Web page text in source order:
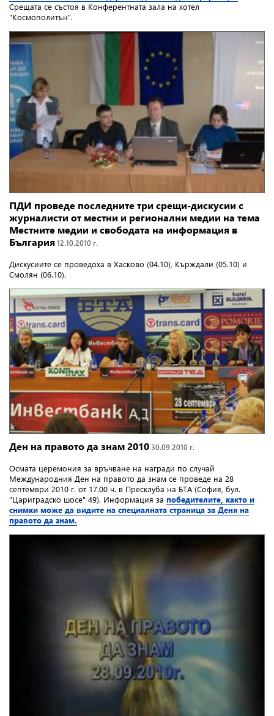
Срещата се състоя в Конферентната зала на хотел
"Космополитън".
ПДИ проведе последните три срещи-дискусии с
журналисти от местни и регионални медии на тема
Местните медии и свободата на информация в
България 12.10.2010 г.
Дискусиите се проведоха в Хасково (04.10), Кърждали (05.10) и
Смолян (06.10).
Ден на правото да знам 2010 30.09.2010 г.
Осмата церемония за връчване на награди по случай
Международния Ден на правото да знам се проведе на 28
септември 2010 г. от 17.00 ч. в Пресклуба на БТА (София, бул.
"Цариградско шосе" 49). Информация за победителите, както и
снимки може да видите на специалната страница за Деня на
правото да знам.